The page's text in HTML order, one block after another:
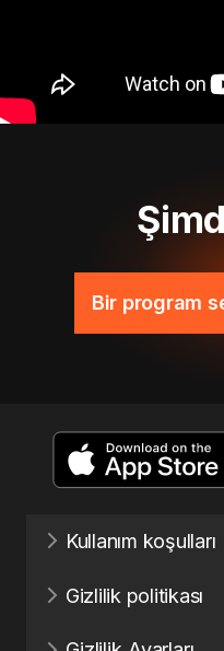
Bir program
Kullanım koşulları
Gizlilik politikası